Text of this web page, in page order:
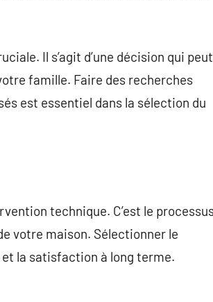
Il s’agit d’une décision qui peut
famille. Faire des recherches
est essentiel dans la sélection du
technique. C’est le
votre maison. Sélectionner le
la satisfaction à long terme.